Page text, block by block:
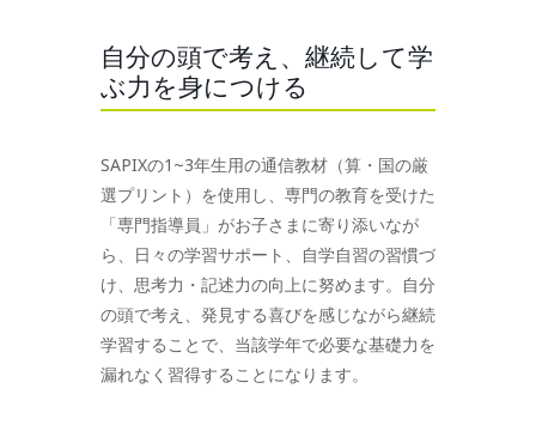
自分の頭で考え、継続して学
ぶ力を身につける
SAPIXの1~3年生用の通信教材（算・国の厳
選プリント）を使用し、専門の教育を受けた
「専門指導員」がお子さまに寄り添いなが
ら、日々の学習サポート、自学自習の習慣づ
け、思考力・記述力の向上に努めます。自分
の頭で考え、発見する喜びを感じながら継続
学習することで、当該学年で必要な基礎力を
漏れなく習得することになります。